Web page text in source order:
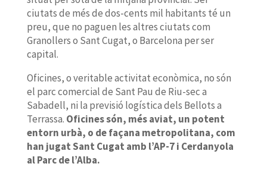
ciutats de més de dos-cents mil habitants té un
preu, que no paguen les altres ciutats com
Granollers o Sant Cugat, o Barcelona per ser
capital.
Oficines, o veritable activitat econòmica, no són
el parc comercial de Sant Pau de Riu-sec a
Sabadell, ni la previsió logística dels Bellots a
Terrassa. Oficines són, més aviat, un potent
entorn urbà, o de façana metropolitana, com
han jugat Sant Cugat amb l’AP-7 i Cerdanyola
al Parc de l’Alba.